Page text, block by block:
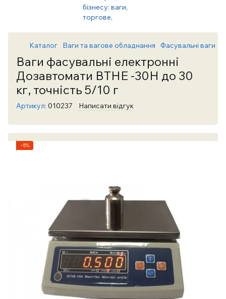
Каталог Ваги та вагове обладнання Фасувальні ваги
Ваги фасувальні електронні
Дозавтомати ВТНЕ -30Н до 30
кг, точність 5/10 г
Артикул: 010237 Написати відгук
−5%